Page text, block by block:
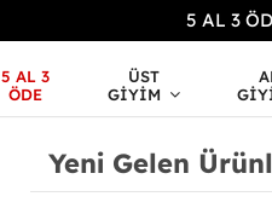
5 AL 3
5 AL 3
ÖDE
ÜST
GIYIM
Yeni Gelen